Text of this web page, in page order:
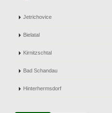
Jetrichovice
Bielatal
Kirnitzschtal
Bad Schandau
Hinterhermsdorf